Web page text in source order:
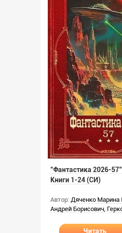
"Фантастика 2026-
Книги 1-24 (СИ)
Автор: Дяченко Марина
Андрей Борисович,
Читать